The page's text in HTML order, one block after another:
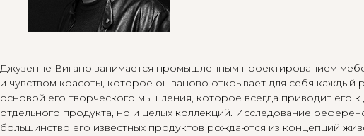
Джузеппе Вигано занимается промышленным проектированием
и чувством красоты, которое он заново открывает для себя
основой его творческого мышления, которое всегда приводит его
отдельного продукта, но и целых коллекций. Исследование
большинство его известных продуктов рождаются из концепций